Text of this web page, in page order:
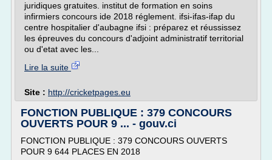
juridiques gratuites. institut de formation en soins
infirmiers concours ide 2018 réglement. ifsi-ifas-ifap du
centre hospitalier d'aubagne ifsi : préparez et réussissez
les épreuves du concours d'adjoint administratif territorial
ou d'etat avec les...
Lire la suite
Site : http://cricketpages.eu
FONCTION PUBLIQUE : 379 CONCOURS
OUVERTS POUR 9 ... - gouv.ci
FONCTION PUBLIQUE : 379 CONCOURS OUVERTS
POUR 9 644 PLACES EN 2018